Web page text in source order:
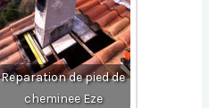
Reparation de pied de
cheminee Eze